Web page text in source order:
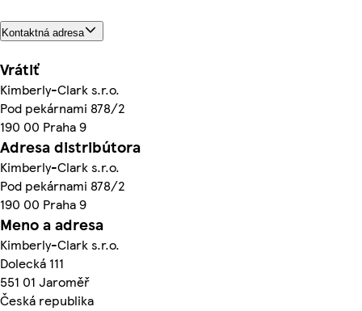
Kontaktná adresa
Vrátiť
Kimberly-Clark s.r.o.
Pod pekárnami 878/2
190 00 Praha 9
Adresa distribútora
Kimberly-Clark s.r.o.
Pod pekárnami 878/2
190 00 Praha 9
Meno a adresa
Kimberly-Clark s.r.o.
Dolecká 111
551 01 Jaroměř
Česká republika